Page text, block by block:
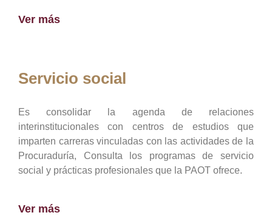
Ver más
Servicio social
Es consolidar la agenda de relaciones
interinstitucionales con centros de estudios que
imparten carreras vinculadas con las actividades de la
Procuraduría, Consulta los programas de servicio
social y prácticas profesionales que la PAOT ofrece.
Ver más